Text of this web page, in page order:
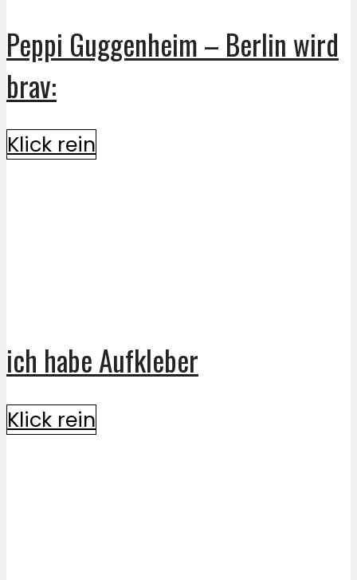
Peppi Guggenheim – Berlin wird
brav:
Klick rein
ich habe Aufkleber
Klick rein